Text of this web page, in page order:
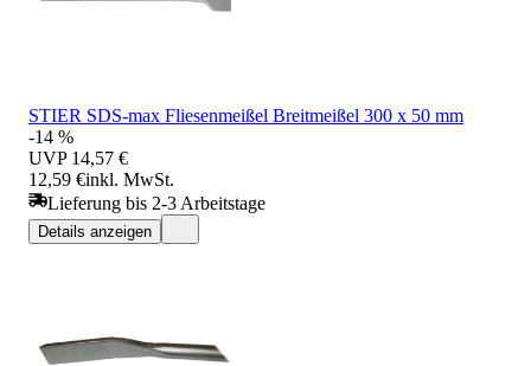
STIER SDS-max Fliesenmeißel Breitmeißel 300 x 50 mm
-14 %
UVP 14,57 €
12,59 €inkl. MwSt.
Lieferung bis 2-3 Arbeitstage
Details anzeigen